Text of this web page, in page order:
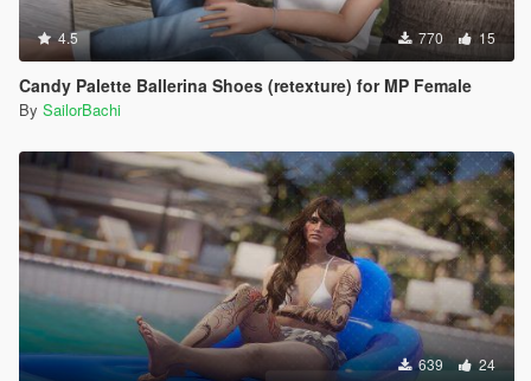
4.5 770 15
Candy Palette Ballerina Shoes (retexture) for MP Female
By SailorBachi
639 24